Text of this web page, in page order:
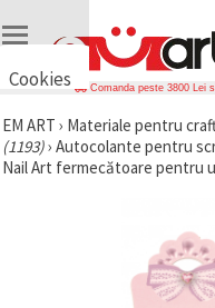
Cookies
vrem să vă
oferim
câteva
Comanda peste 3800 Lei
EM ART › Materiale pentru
(1193)› Autocolante pentru
Nail Art fermecătoare pentru